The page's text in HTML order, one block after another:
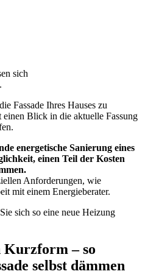
sich
Fassade Ihres Hauses zu
einen Blick in die aktuelle Fassung
energetische Sanierung eines
einen Teil der Kosten
Anforderungen, wie
mit einem Energieberater.
sich so eine neue Heizung
Kurzform – so
selbst dämmen